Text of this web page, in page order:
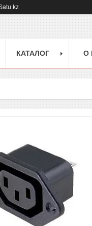
КАТАЛОГ О